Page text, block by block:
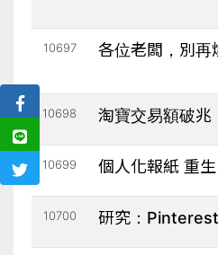
10697 各位老闆，別再
10698 淘寶交易額破兆
10699 個人化報紙 重生
10700 研究：